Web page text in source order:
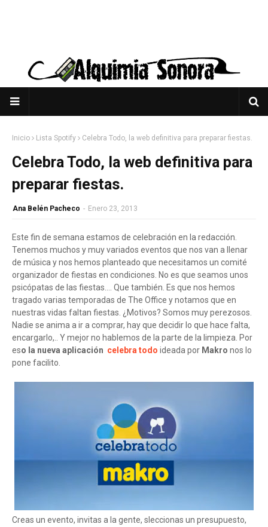
Inicio Lista Spotify Celebra Todo, la web definitiva para preparar fiestas.
Celebra Todo, la web definitiva para
preparar fiestas.
Ana Belén Pacheco - Enero 23, 2013
Este fin de semana estamos de celebración en la redacción.
Tenemos muchos y muy variados eventos que nos van a llenar
de música y nos hemos planteado que necesitamos un comité
organizador de fiestas en condiciones. No es que seamos unos
psicópatas de las fiestas.... Que también. Es que nos hemos
tragado varias temporadas de The Office y notamos que en
nuestras vidas faltan fiestas. ¿Motivos? Somos muy perezosos.
Nadie se anima a ir a comprar, hay que decidir lo que hace falta,
encargarlo,.. Y mejor no hablemos de la parte de la limpieza. Por
eso la nueva aplicación celebra todo ideada por Makro nos lo
pone facilito.
Creas un evento, invitas a la gente, sleccionas un presupuesto,